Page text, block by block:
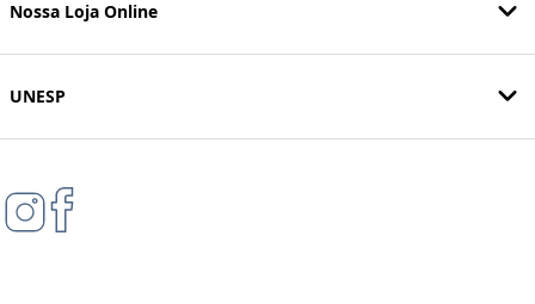
Nossa Loja Online
UNESP